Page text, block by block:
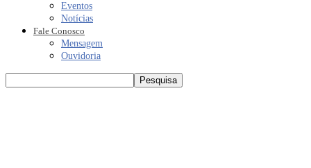
Eventos
Notícias
Fale Conosco
Mensagem
Ouvidoria